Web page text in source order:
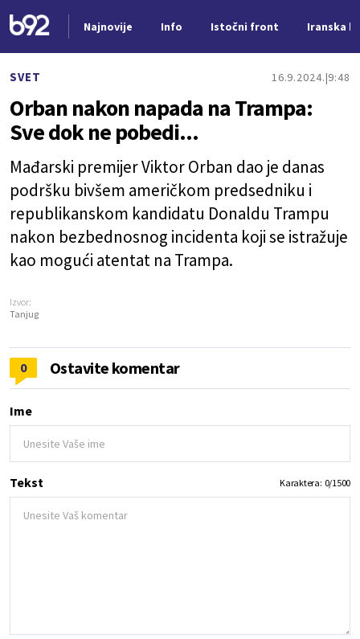
Najnovije Info Istočni front Iranska
SVET 16.9.2024. 9:48
Orban nakon napada na Trampa:
Sve dok ne pobedi...
Mađarski premijer Viktor Orban dao je danas
podršku bivšem američkom predsedniku i
republikanskom kandidatu Donaldu Trampu
nakon bezbednosnog incidenta koji se istražuje
kao mogući atentat na Trampa.
Izvor:
Tanjug
0 Ostavite komentar
Ime
Tekst Karaktera: 0/1500